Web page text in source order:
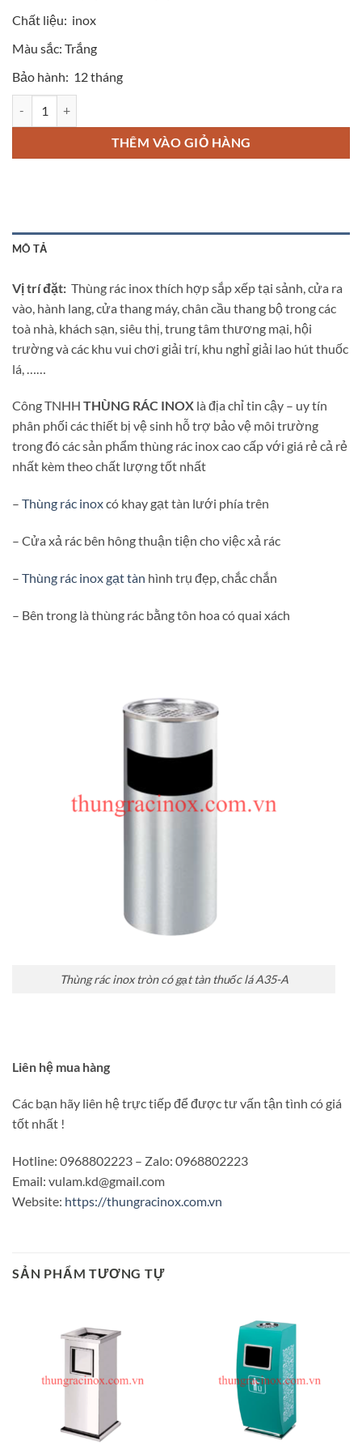
Chất liệu: inox
Màu sắc: Trắng
Bảo hành: 12 tháng
THÊM VÀO GIỎ HÀNG
MÔ TẢ
Vị trí đặt: Thùng rác inox thích hợp sắp xếp tại sảnh, cửa ra
vào, hành lang, cửa thang máy, chân cầu thang bộ trong các
toà nhà, khách sạn, siêu thị, trung tâm thương mại, hội
trường và các khu vui chơi giải trí, khu nghỉ giải lao hút thuốc
lá, ……
Công TNHH THÙNG RÁC INOX là địa chỉ tin cậy – uy tín
phân phối các thiết bị vệ sinh hỗ trợ bảo vệ môi trường
trong đó các sản phẩm thùng rác inox cao cấp với giá rẻ cả rẻ
nhất kèm theo chất lượng tốt nhất
– Thùng rác inoxcó khay gạt tàn lưới phía trên
– Cửa xả rác bên hông thuận tiện cho việc xả rác
– Thùng rác inox gạt tàn hình trụ đẹp, chắc chắn
– Bên trong là thùng rác bằng tôn hoa có quai xách
Thùng rác inox tròn có gạt tàn thuốc lá A35-A
Liên hệ mua hàng
Các bạn hãy liên hệ trực tiếp để được tư vấn tận tình có giá
tốt nhất !
Hotline: 0968802223 – Zalo: 0968802223
Email: vulam.kd@gmail.com
Website: https://thungracinox.com.vn
SẢN PHẨM TƯƠNG TỰ